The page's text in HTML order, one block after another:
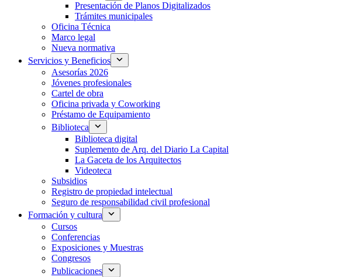
Presentación de Planos Digitalizados
Trámites municipales
Oficina Técnica
Marco legal
Nueva normativa
Servicios y Beneficios
Asesorías 2026
Jóvenes profesionales
Cartel de obra
Oficina privada y Coworking
Préstamo de Equipamiento
Biblioteca
Biblioteca digital
Suplemento de Arq. del Diario La Capital
La Gaceta de los Arquitectos
Videoteca
Subsidios
Registro de propiedad intelectual
Seguro de responsabilidad civil profesional
Formación y cultura
Cursos
Conferencias
Exposiciones y Muestras
Congresos
Publicaciones